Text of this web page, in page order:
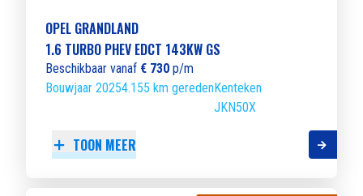
OPEL GRANDLAND
1.6 TURBO PHEV EDCT 143KW GS
Beschikbaar vanaf € 730 p/m
Bouwjaar 20254.155 km geredenKenteken
JKN50X
TOON MEER